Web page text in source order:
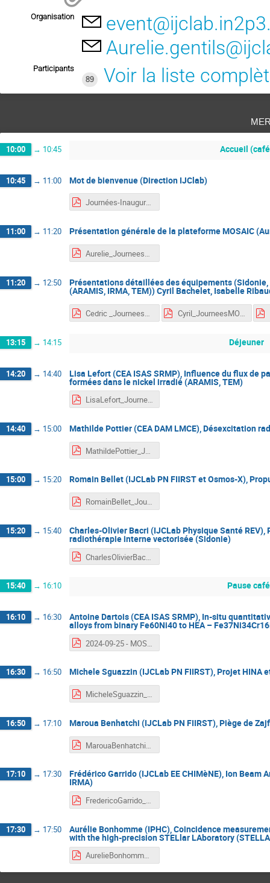
Organisation
Participants
89
Voir la liste
10:00 → 10:45 Accueil
10:45 → 11:00 Mot de bienvenue (Direction IJClab)
Journées-Inauguration-MOSAIC2024-sponsors.pdf
11:00 → 11:20 Présentation générale de la plateforme MOSAIC
Aurelie_JourneesMOSAIC2024.pdf
11:20 → 12:50 Présentations détaillées des équipements
(ARAMIS, IRMA, TEM)) Cyril Bachelet, Isabelle
Cedric _JourneesMOSAIC_MET.pdf Cyril_JourneesMOSAIC2024.pdf
13:15 → 14:15 Déjeuner
14:20 → 14:40 Lisa Lefort (CEA ISAS SRMP), Influence du flux de
formées dans le nickel irradié (ARAMIS, TEM)
LisaLefort_JourneesMOSAIC2024.pdf
14:40 → 15:00 Mathilde Pottier (CEA DAM LMCE), Désexcitation
MathildePottier_JourneesMOSAIC2024.pdf
15:00 → 15:20 Romain Bellet (IJCLab PN FIIRST et Osmos-X),
RomainBellet_JourneesMOSAIC2024.pdf
15:20 → 15:40 Charles-Olivier Bacri (IJCLab Physique Santé
radiothérapie interne vectorisée (Sidonie)
CharlesOlivierBacri_JourneesMOSAIC2024.pdf
15:40 → 16:10 Pause café
16:10 → 16:30 Antoine Dartois (CEA ISAS SRMP), In-situ
alloys from binary Fe60Ni40 to HEA –
16:30 → 16:50 Michele Sguazzin (IJCLab PN FIIRST), Projet HINA
MicheleSguazzin_JourneesMOSAIC2024.pdf
16:50 → 17:10 Maroua Benhatchi (IJCLab PN FIIRST), Piège de
MarouaBenhatchi_JourneesMOSAIC2024.pdf
17:10 → 17:30 Frédérico Garrido (IJCLab EE CHIMèNE), Ion Beam
IRMA)
FredericoGarrido_JourneesMOSACI2024.pdf
17:30 → 17:50 Aurélie Bonhomme (IPHC), Coincidence
with the high-precision STELlar LAboratory
AurelieBonhomme_JourneesMOSAIC2024.pdf